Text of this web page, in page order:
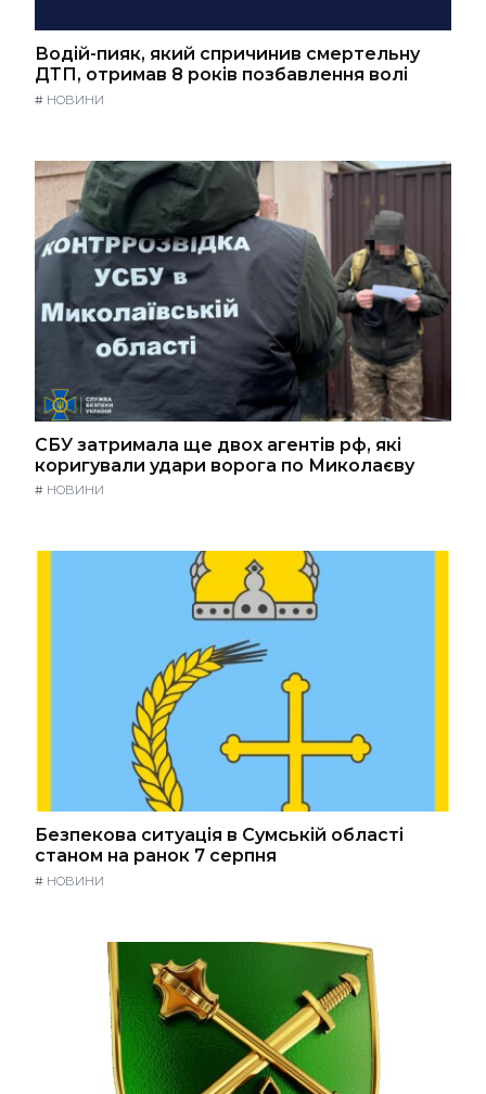
Водій-пияк, який спричинив смертельну
ДТП, отримав 8 років позбавлення волі
# НОВИНИ
СБУ затримала ще двох агентів рф, які
коригували удари ворога по Миколаєву
# НОВИНИ
Безпекова ситуація в Сумській області
станом на ранок 7 серпня
# НОВИНИ